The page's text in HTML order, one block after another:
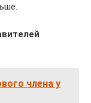
члена у